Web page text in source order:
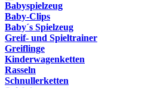
Babyspielzeug
Baby-Clips
Baby´s Spielzeug
Greif- und Spieltrainer
Greiflinge
Kinderwagenketten
Rasseln
Schnullerketten